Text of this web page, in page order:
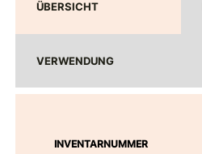
ÜBERSICHT
VERWENDUNG
INVENTARNUMMER